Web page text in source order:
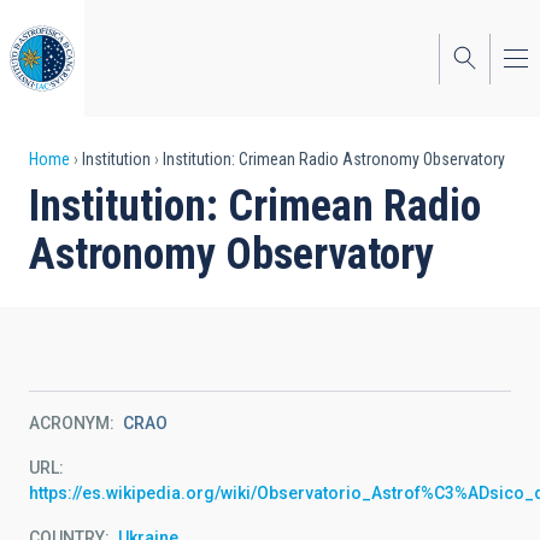
to
main
content
Breadcrumb
Home Institution Institution: Crimean Radio Astronomy Observatory
Institution: Crimean Radio
Astronomy Observatory
ACRONYM CRAO
URL
https://es.wikipedia.org/wiki/